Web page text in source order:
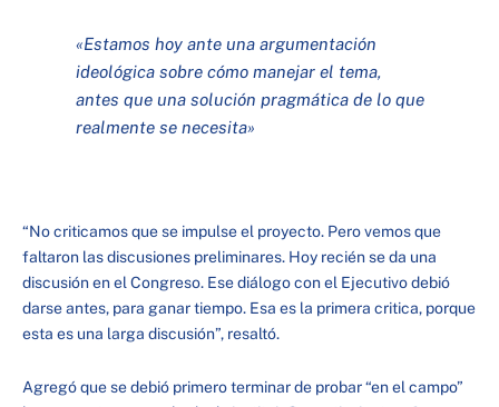
«Estamos hoy ante una argumentación
ideológica sobre cómo manejar el tema,
antes que una solución pragmática de lo que
realmente se necesita»
“No criticamos que se impulse el proyecto. Pero vemos que
faltaron las discusiones preliminares. Hoy recién se da una
discusión en el Congreso. Ese diálogo con el Ejecutivo debió
darse antes, para ganar tiempo. Esa es la primera critica, porque
esta es una larga discusión”, resaltó.
Agregó que se debió primero terminar de probar “en el campo”